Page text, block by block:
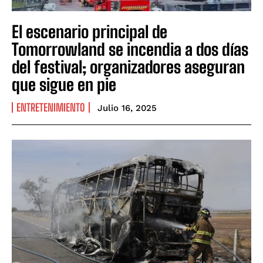
El escenario principal de
Tomorrowland se incendia a dos días
del festival; organizadores aseguran
que sigue en pie
ENTRETENIMIENTO Julio 16, 2025